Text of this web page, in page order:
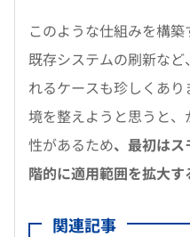
このような仕組みを構
既存システムの刷新な
れるケースも珍しくあ
境を整えようと思うと
性があるため、最初は
階的に適用範囲を拡大
関連記事